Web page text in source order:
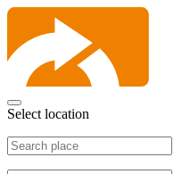
Select location